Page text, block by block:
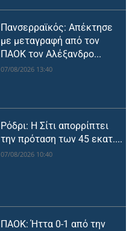
Πανσερραϊκός: Απέκτησε
με μεταγραφή από τον
ΠΑΟΚ τον Αλέξανδρο...
07/08/2026 13:40
Ρόδρι: Η Σίτι απορρίπτει
την πρόταση των 45 εκατ....
07/08/2026 10:40
ΠΑΟΚ: Ήττα 0-1 από την